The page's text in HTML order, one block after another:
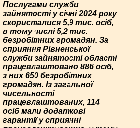
Послугами служби
зайнятості у січні 2024 року
скористалися 5,9 тис. осіб,
в тому числі 5,2 тис.
безробітних громадян. За
сприяння Рівненської
служби зайнятості області
працевлаштовано 886 осіб,
з них 650 безробітних
громадян. Із загальної
чисельності
працевлаштованих, 114
осіб мали додаткові
гарантії у сприянні